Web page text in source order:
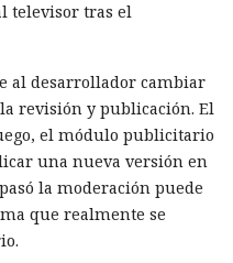
facilitaron durante
software, pero al mismo
tiempo para actuar.
agosto de 2026 NuGet.org
nuevas claves de API de
esa fecha dejarán de
Los desarrolladores
compilación y
televisor tras el
al desarrollador cambiar
revisión y publicación. El
el módulo publicitario
una nueva versión en
la moderación puede
que realmente se